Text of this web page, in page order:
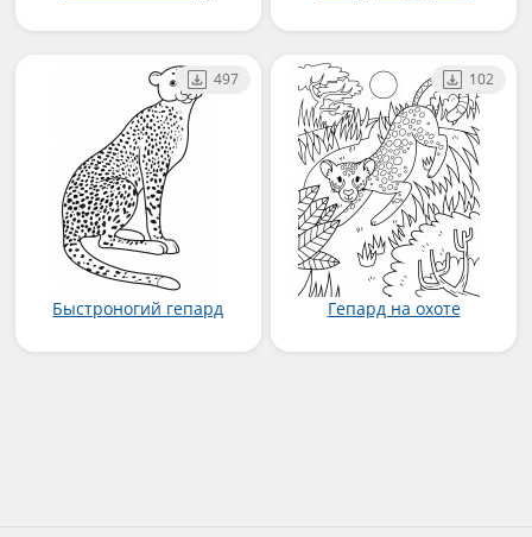
Быстроногий гепард
497
Гепард на охоте
102